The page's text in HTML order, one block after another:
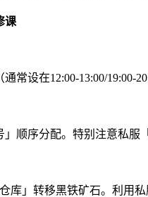
课
常设在12:00-13:00/19:00-
顺序分配。特别注意私服
库」转移黑铁矿石。利用